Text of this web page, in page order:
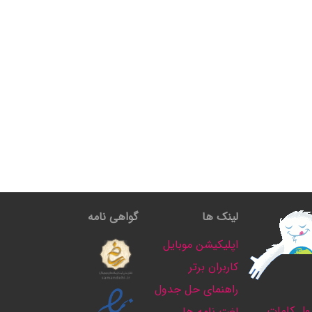
لینک ها
اپلیکیشن موبایل
کاربران برتر
راهنمای حل جدول
گواهی نامه